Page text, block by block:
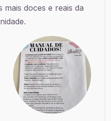
doces e reais da